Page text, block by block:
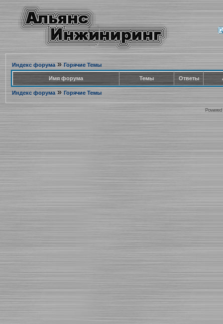
Индекс форума» Горячие Темы
Имя форума Темы Ответы
Индекс форума» Горячие Темы